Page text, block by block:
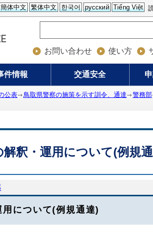
簡体中文 繁体中文 한국어 русский Tiếng Việt
お問い合わせ 使い方
件情報 交通安全
公表 鳥取県警察の施策を示す訓令、通達 警務部
釈・運用について(例規
について(例規通達)